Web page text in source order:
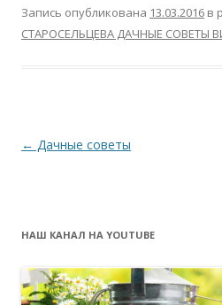
Запись опубликована 13.03.2016 в
СТАРОСЕЛЬЦЕВА ДАЧНЫЕ СОВЕТЫ
Навигация
← Дачные советы
НАШ КАНАЛ НА YOUTUBE